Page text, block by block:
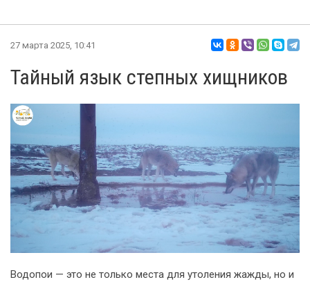
27 марта 2025, 10:41
Тайный язык степных хищников
Водопои — это не только места для утоления жажды, но и